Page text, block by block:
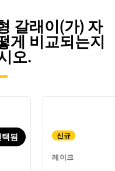
갈래이(가) 자
게 비교되는지
오.
됨 신규
레이크